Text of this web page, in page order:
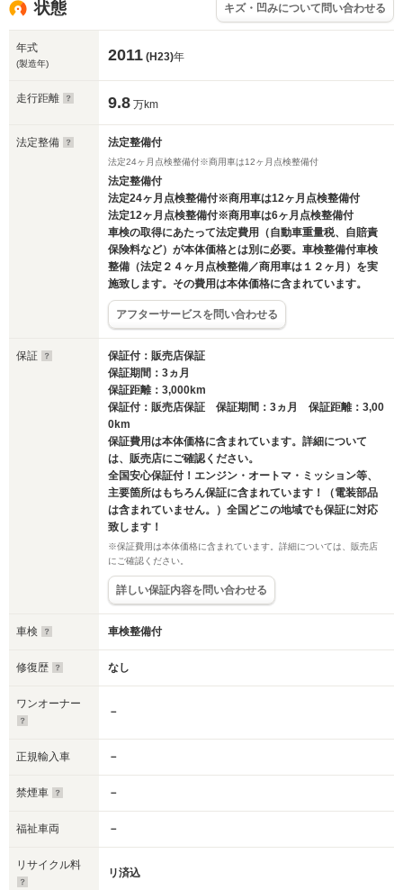
状態 キズ・凹みについて問い合わせる
年式
(製造年) 2011 (H23)年
走行距離 9.8 万km
法定整備 法定整備付
法定24ヶ月点検整備付※商用車は12ヶ月点検整備付
法定整備付
法定24ヶ月点検整備付※商用車は12ヶ月点検整備付
法定12ヶ月点検整備付※商用車は6ヶ月点検整備付
車検の取得にあたって法定費用（自動車重量税、自賠責
保険料など）が本体価格とは別に必要。車検整備付車検
整備（法定２４ヶ月点検整備／商用車は１２ヶ月）を実
施致します。その費用は本体価格に含まれています。
アフターサービスを問い合わせる
保証
保証付：販売店保証
保証期間：3ヵ月
保証距離：3,000km
保証付：販売店保証 保証期間：3ヵ月 保証距離：3,00
0km
保証費用は本体価格に含まれています。詳細について
は、販売店にご確認ください。
全国安心保証付！エンジン・オートマ・ミッション等、
主要箇所はもちろん保証に含まれています！（電装部品
は含まれていません。）全国どこの地域でも保証に対応
致します！
※保証費用は本体価格に含まれています。詳細については、販売店
にご確認ください。
詳しい保証内容を問い合わせる
車検 車検整備付
修復歴 なし
ワンオーナー
－
正規輸入車 －
禁煙車 －
福祉車両 －
リサイクル料
リ済込